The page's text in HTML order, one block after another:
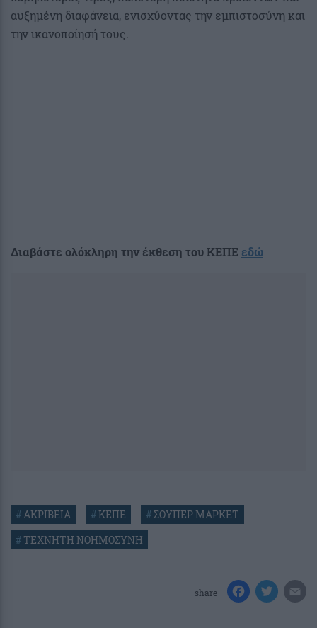
αυξημένη διαφάνεια, ενισχύοντας την εμπιστοσύνη και
την ικανοποίησή τους.
Διαβάστε ολόκληρη την έκθεση του ΚΕΠΕ εδώ
#ΑΚΡΙΒΕΙΑ #ΚΕΠΕ #ΣΟΥΠΕΡ ΜΑΡΚΕΤ
# ΤΕΧΝΗΤΗ ΝΟΗΜΟΣΥΝΗ
share